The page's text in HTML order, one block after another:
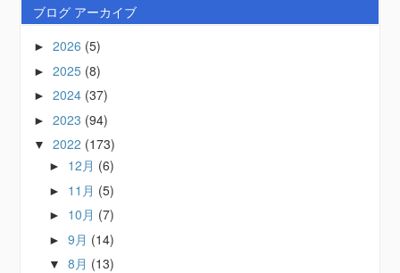
ブログ アーカイブ
►2026 (5)
►2025 (8)
►2024 (37)
►2023 (94)
▼2022 (173)
► 12月 (6)
► 11月 (5)
► 10月 (7)
►9月 (14)
▼8月 (13)